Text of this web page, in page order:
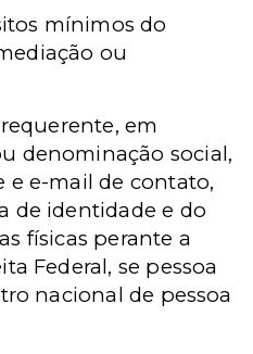
mínimos do
ou
em
denominação social,
e e-mail de contato,
de identidade e do
físicas perante a
Federal, se pessoa
nacional de pessoa